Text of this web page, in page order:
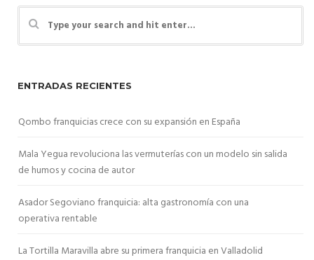
ENTRADAS RECIENTES
Qombo franquicias crece con su expansión en España
Mala Yegua revoluciona las vermuterías con un modelo sin salida
de humos y cocina de autor
Asador Segoviano franquicia: alta gastronomía con una
operativa rentable
La Tortilla Maravilla abre su primera franquicia en Valladolid